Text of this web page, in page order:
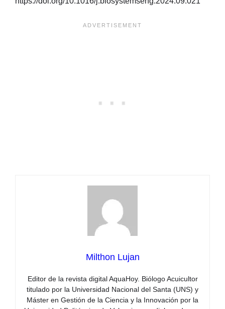
Milthon Lujan
Editor de la revista digital AquaHoy. Biólogo Acuicultor
titulado por la Universidad Nacional del Santa (UNS) y
Máster en Gestión de la Ciencia y la Innovación por la